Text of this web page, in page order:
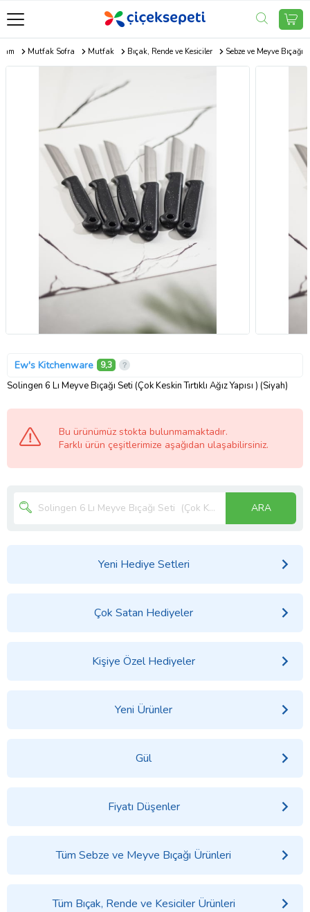
Mutfak Sofra Mutfak Bıçak, Rende ve Kesiciler Sebze ve Meyve Bıçağı
Ew's Kitchenware 9,3
Solingen 6 Lı Meyve Bıçağı Seti (Çok Keskin Tırtıklı Ağız Yapısı ) (Siyah)
Bu ürünümüz stokta bulunmamaktadır.
Farklı ürün çeşitlerimize aşağıdan ulaşabilirsiniz.
ARA
Yeni Hediye Setleri
Çok Satan Hediyeler
Kişiye Özel Hediyeler
Yeni Ürünler
Gül
Fiyatı Düşenler
Tüm Sebze ve Meyve Bıçağı Ürünleri
Tüm Bıçak, Rende ve Kesiciler Ürünleri